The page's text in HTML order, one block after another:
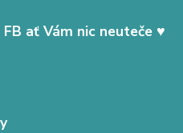
ať Vám nic neuteče ♥